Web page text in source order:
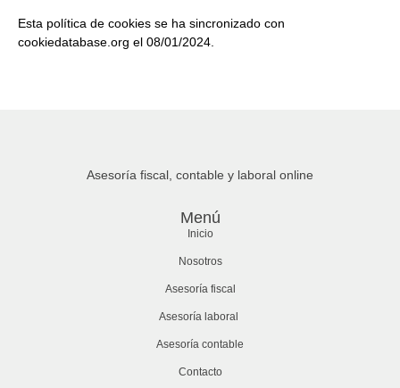
Esta política de cookies se ha sincronizado con
cookiedatabase.org el 08/01/2024.
Asesoría fiscal, contable y laboral online
Menú
Inicio
Nosotros
Asesoría fiscal
Asesoría laboral
Asesoría contable
Contacto